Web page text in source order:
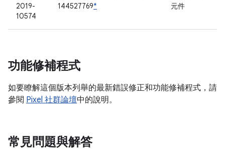
2019-
10574
144527769*
元件
功能修補程式
如要瞭解這個版本列舉的最新錯誤修正和功能修補程式，請
參閱 Pixel 社群論壇中的說明。
常見問題與解答